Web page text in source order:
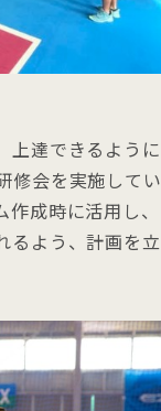
上達できるように
修会を実施してい
成時に活用し、
るよう、計画を立